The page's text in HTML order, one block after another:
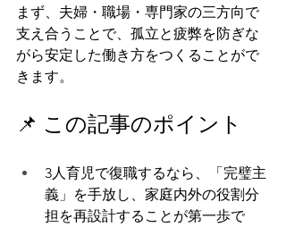
まず、夫婦・職場・専門家の三方向で
支え合うことで、孤立と疲弊を防ぎな
がら安定した働き方をつくることがで
きます。
📌 この記事のポイント
3人育児で復職するなら、「完璧主
義」を手放し、家庭内外の役割分
担を再設計することが第一歩で